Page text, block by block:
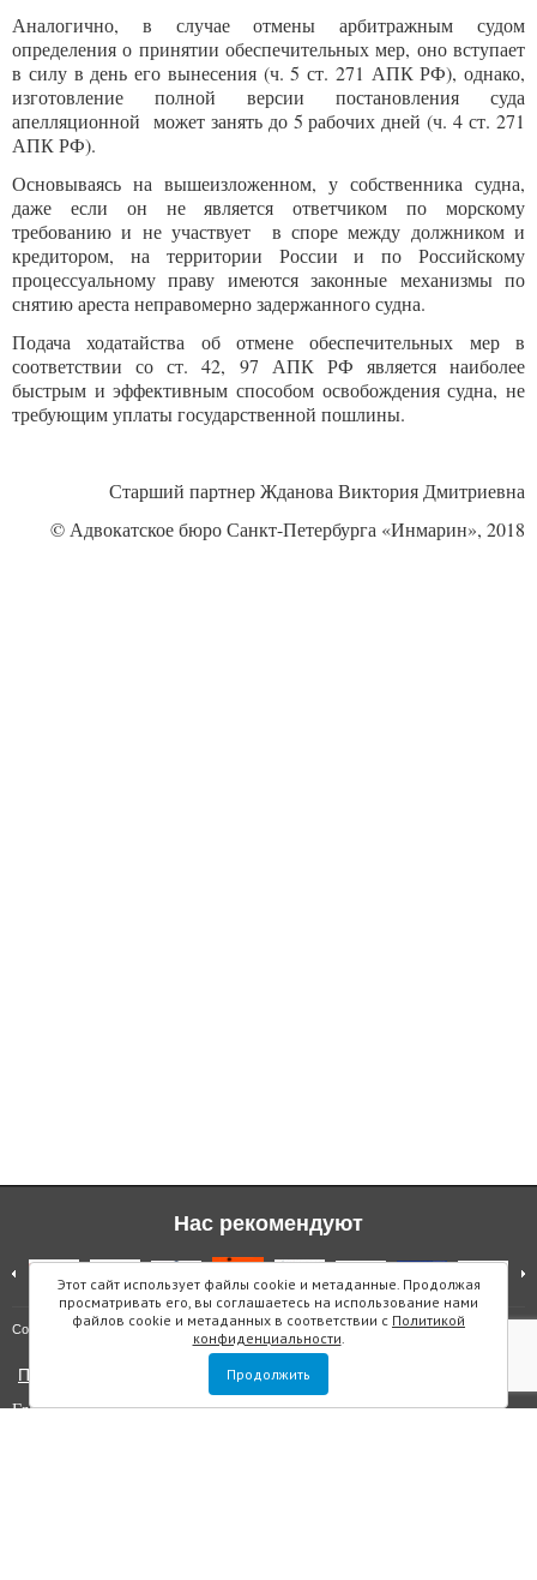
Аналогично, в случае отмены арбитражным судом
определения о принятии обеспечительных мер, оно вступает
в силу в день его вынесения (ч. 5 ст. 271 АПК РФ), однако,
изготовление полной версии постановления суда
апелляционной может занять до 5 рабочих дней (ч. 4 ст. 271
АПК РФ).
Основываясь на вышеизложенном, у собственника судна,
даже если он не является ответчиком по морскому
требованию и не участвует в споре между должником и
кредитором, на территории России и по Российскому
процессуальному праву имеются законные механизмы по
снятию ареста неправомерно задержанного судна.
Подача ходатайства об отмене обеспечительных мер в
соответствии со ст. 42, 97 АПК РФ является наиболее
быстрым и эффективным способом освобождения судна, не
требующим уплаты государственной пошлины.
Старший партнер Жданова Виктория Дмитриевна
© Адвокатское бюро Санкт-Петербурга «Инмарин», 2018
Этот сайт использует файлы cookie и метаданные. Продолжая
просматривать его, вы соглашаетесь на использование нами
файлов cookie и метаданных в соответствии с Политикой
конфиденциальности.
Продолжить
Нас рекомендуют
Copyright © "Инмарин" Карта сайта
Политика конфиденциальности
Главный редактор Маслова Е.О.